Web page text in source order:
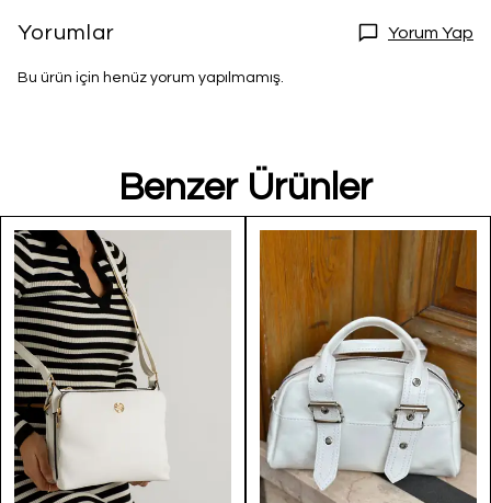
Yorumlar Yorum Yap
Bu ürün için henüz yorum yapılmamış.
Benzer Ürünler